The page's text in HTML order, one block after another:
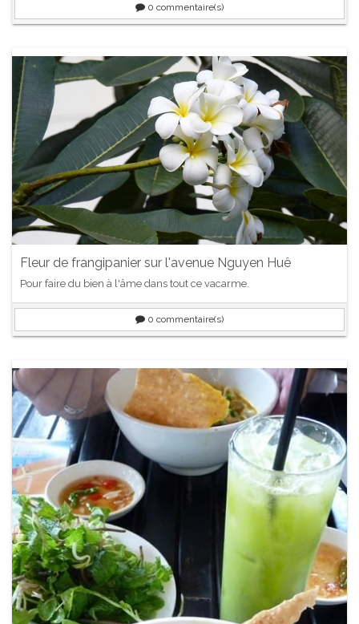
0 commentaire(s)
Fleur de frangipanier sur l'avenue Nguyen Huê
Pour faire du bien à l'âme dans tout ce vacarme.
0 commentaire(s)